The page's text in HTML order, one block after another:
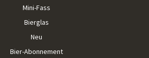
Mini-Fass
Bierglas
Neu
Bier-Abonnement